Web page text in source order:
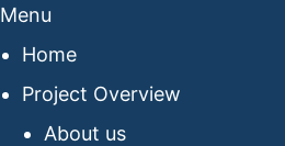
Menu
Home
Project Overview
About us